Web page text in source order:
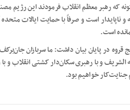
که رهبر معظم انقلاب فرمودند این
و ناپایدار است و صرفاً با حمایت ایالات
است.
قروه در پایان بیان داشت: ما سربازان
الشریف و با رهبری سکان‌دار کشتی انقلاب
جنایت‌کار خواهیم بود.